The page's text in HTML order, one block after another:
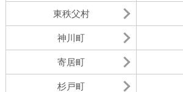
東秩父村
神川町
寄居町
杉戸町